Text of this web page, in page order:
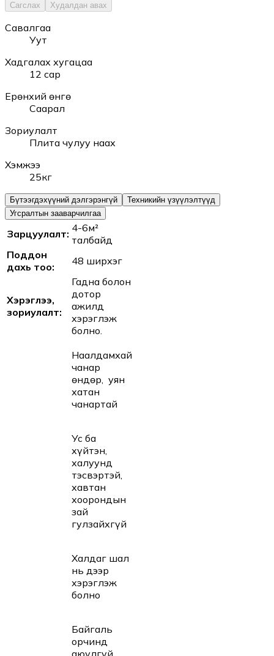
Сагслах Худалдан авах
Савалгаа
Уут
Хадгалах хугацаа
12 сар
Ерөнхий өнгө
Саарал
Зориулалт
Плита чулуу наах
Хэмжээ
25кг
Бүтээгдэхүүний дэлгэрэнгүй
Техникийн үзүүлэлтүүд
Угсралтын зааварчилгаа
Зарцуулалт: 4-6м²
талбайд
Поддон
дахь тоо:
48 ширхэг
Хэрэглээ,
зориулалт:
Гадна болон
дотор
ажилд
хэрэглэж
болно.
Наалдамхай
чанар
өндөр, уян
хатан
чанартай
Ус ба
хүйтэн,
халуунд
тэсвэртэй,
хавтан
хоорондын
зай
гулзайхгүй
Халдаг шал
нь дээр
хэрэглэж
болно
Байгаль
орчинд